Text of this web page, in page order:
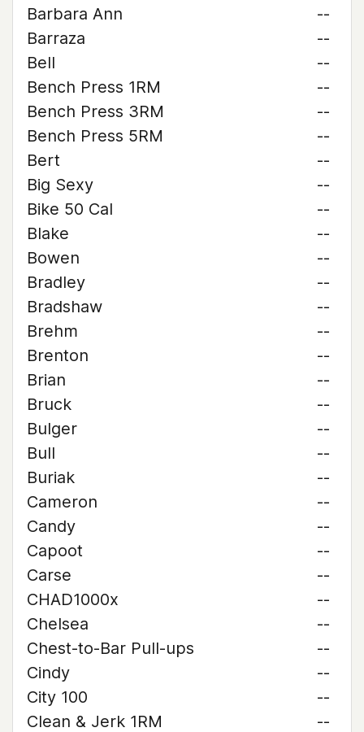
Barbara Ann
--
Barraza
--
Bell
--
Bench Press 1RM
--
Bench Press 3RM
--
Bench Press 5RM
--
Bert
--
Big Sexy
--
Bike 50 Cal
--
Blake
--
Bowen
--
Bradley
--
Bradshaw
--
Brehm
--
Brenton
--
Brian
--
Bruck
--
Bulger
--
Bull
--
Buriak
--
Cameron
--
Candy
--
Capoot
--
Carse
--
CHAD1000x
--
Chelsea
--
Chest-to-Bar Pull-ups
--
Cindy
--
City 100
--
Clean & Jerk 1RM
--